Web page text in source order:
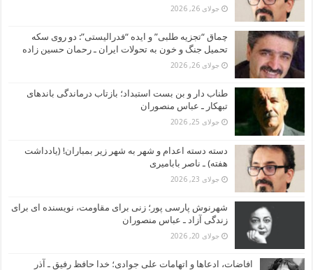
جولای 26, 2026
چماق “تجزیه طلبی” و ایده “فدرالیستی”: دو روی سکه
تحمیل جنگ و خون به تحولات ایران ـ رحمان حسین زاده
جولای 26, 2026
طناب دار و بن بست استبداد؛ بازتاب درماندگی باندهای
تبهکار ـ عباس منصوران
جولای 25, 2026
دسته دسته اعدام و شهر به شهر زیر بمباران! (یادداشت
هفته) ـ ناصر بابامیری
جولای 23, 2026
شهرنوش پارسی پور؛ زنی برای مقاومت، نویسنده ای برای
زندگی آزاد ـ عباس منصوران
جولای 20, 2026
افاضات، ادعاها و اتهامات علی جوادی؛ خدا حافظ رفیق ـ آذر